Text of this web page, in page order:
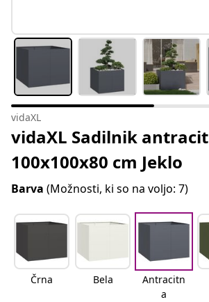
vidaXL
vidaXL Sadilnik antracit
100x100x80 cm Jeklo
Barva (Možnosti, ki so na voljo: 7)
Črna Bela
Antracitn
a